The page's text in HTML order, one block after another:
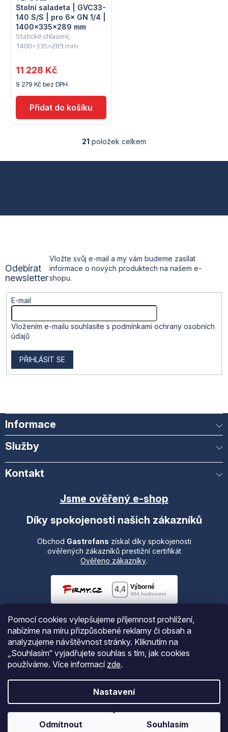
Pomocí cookies vylepšujeme příjemnost prohlížení,
nabízíme na míru přizpůsobené reklamy či obsah a
analyzujeme návštěvnost stránky. Kliknutím na
„Souhlasím“ vyjadřujete souhlas s tím, jak cookies
používáme. Více informací zde.
Nastavení
Odmítnout Souhlasím
Statické chlazení,
1400×335×289 mm
Stolní saladeta | GVC33-
140 S/S | pro 6× GN 1/4 |
1400×335×289 mm
9 279 Kč bez DPH
11 228 Kč
O
í
y
v
p
u
21 položek celkem
p
Odebírat
newsletter
Vložte svůj e-mail a my vám budeme zasílat
informace o nových produktech na našem e-
shopu.
E-mail
Vložením e-mailu souhlasíte s podmínkami ochrany osobních
údajů
PŘIHLÁSIT SE
Informace
Služby
Kontakt
Jsme ověřený e-shop
Díky spokojenosti našich zákazníků
Obchod Gastrofans získal díky spokojenosti
ověřených zákazníků prestižní certifikát
Ověřeno zákazníky.
Gastrofans.cz
Upravit nastavení cookies